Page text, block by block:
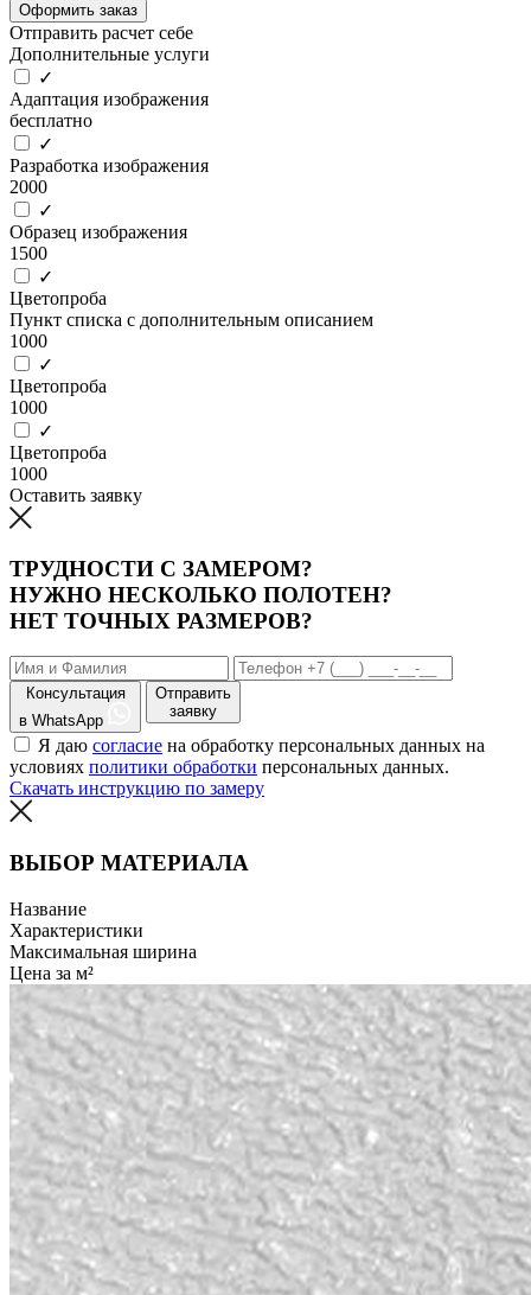
Оформить заказ
Отправить расчет себе
Дополнительные услуги
✓
Адаптация изображения
бесплатно
✓
Разработка изображения
2000
✓
Образец изображения
1500
✓
Цветопроба
Пункт списка с дополнительным описанием
1000
✓
Цветопроба
1000
✓
Цветопроба
1000
Оставить заявку
ТРУДНОСТИ С ЗАМЕРОМ?
НУЖНО НЕСКОЛЬКО ПОЛОТЕН?
НЕТ ТОЧНЫХ РАЗМЕРОВ?
Консультация
в WhatsApp
Отправить
заявку
Я даю согласие на обработку персональных данных на
условиях политики обработки персональных данных.
Скачать инструкцию по замеру
ВЫБОР МАТЕРИАЛА
Название
Характеристики
Максимальная ширина
Цена за м²